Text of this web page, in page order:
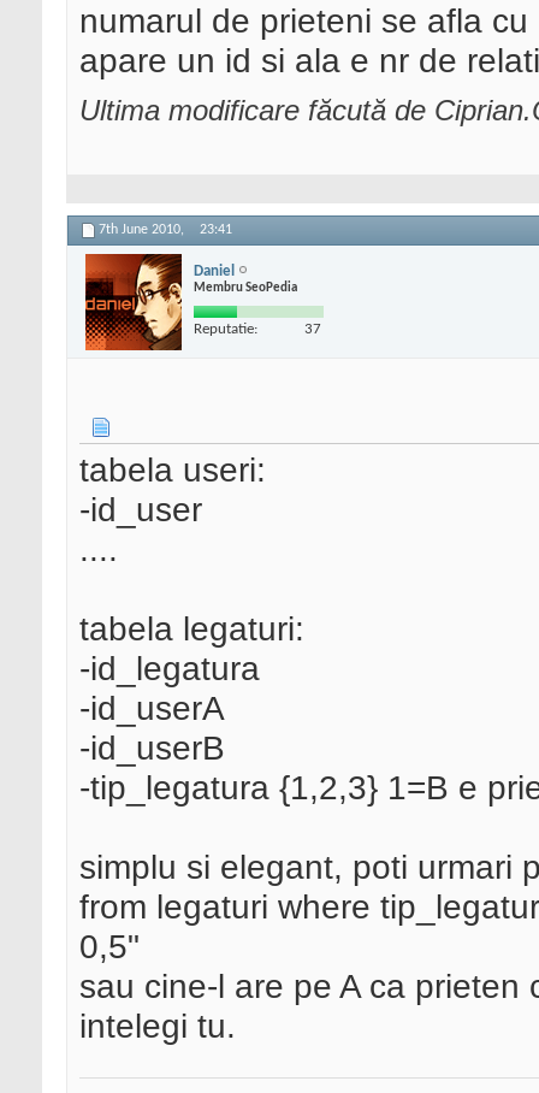
numarul de prieteni se afla
apare un id si ala e nr de
Ultima modificare făcută de
7th June 2010, 23:41
Daniel
Membru SeoPedia
Reputatie: 37
tabela useri:
-id_user
....
tabela legaturi:
-id_legatura
-id_userA
-id_userB
-tip_legatura {1,2,3} 1=B e
simplu si elegant, poti urmari
from legaturi where
0,5"
sau cine-l are pe A ca
intelegi tu.